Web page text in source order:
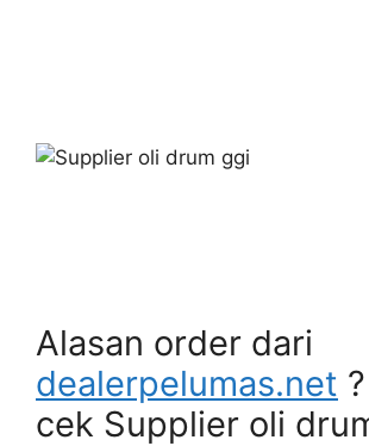
Alasan order dari
dealerpelumas.net ?
cek Supplier oli